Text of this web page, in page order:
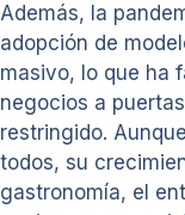
Además, la
adopción de
masivo, lo que ha
negocios a
restringido.
todos, su
gastronomía, el